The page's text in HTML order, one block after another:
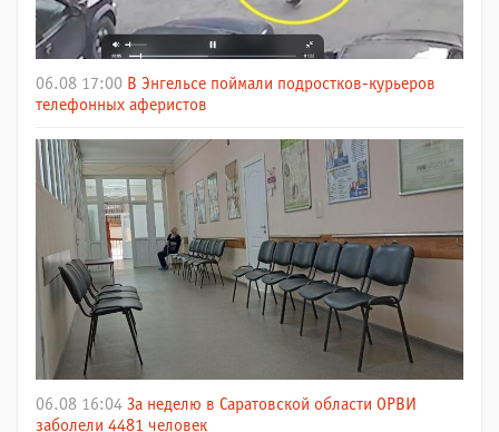
06.08 17:00 В Энгельсе поймали подростков-курьеров
телефонных аферистов
06.08 16:04 За неделю в Саратовской области ОРВИ
заболели 4481 человек